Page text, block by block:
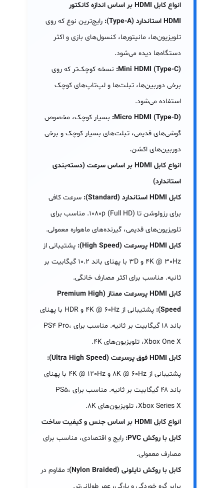
انواع کابل HDMI بر اساس اندازه کانکتور
HDMI استاندارد (Type-A):
رایج‌ترین نوع که روی
تلویزیون‌ها، مانیتورها، کنسول‌های بازی و اکثر
دستگاه‌ها دیده می‌شود.
Mini HDMI (Type-C): نسخه کوچک‌تر که روی
برخی دوربین‌ها، تبلت‌ها و لپ‌تاپ‌های کوچک
استفاده می‌شود.
Micro HDMI (Type-D): بسیار کوچک، مخصوص
گوشی‌های قدیمی، تبلت‌های بسیار کوچک و برخی
دوربین‌های اکشن.
انواع کابل HDMI بر اساس سرعت (دسته‌بندی
استاندارد)
کابل HDMI استاندارد (Standard):
سرعت کافی
برای رزولوشن تا ۱۰۸۰p (Full HD). مناسب برای
تلویزیون‌های قدیمی، گیرنده‌های ماهواره معمولی.
کابل HDMI پرسرعت (High Speed):
پشتیبانی از
4K @ 30Hz و 3D با پهنای باند ۱۰.۲ گیگابیت بر
ثانیه. مناسب برای اکثر مصارف خانگی.
کابل HDMI پرسرعت ممتاز (Premium High
Speed):
پشتیبانی از 4K @ 60Hz و HDR با پهنای
باند ۱۸ گیگابیت بر ثانیه. مناسب برای PS4 Pro،
Xbox One X، تلویزیون‌های 4K.
کابل HDMI فوق پرسرعت (Ultra High Speed):
پشتیبانی از 8K @ 60Hz و 4K @ 120Hz با پهنای
باند ۴۸ گیگابیت بر ثانیه. مناسب برای PS5،
Xbox Series X، تلویزیون‌های 8K.
انواع کابل HDMI بر اساس جنس و کیفیت ساخت
کابل با روکش PVC:
رایج و اقتصادی، مناسب برای
مصارف معمولی.
کابل با روکش نایلونی (Nylon Braided):
مقاوم در